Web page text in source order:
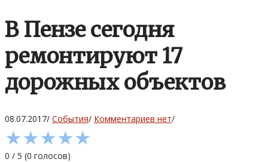
В Пензе сегодня
ремонтируют 17
дорожных объектов
08.07.2017/ События/ Комментариев нет/
★★★★★
0 / 5 (0 голосов)